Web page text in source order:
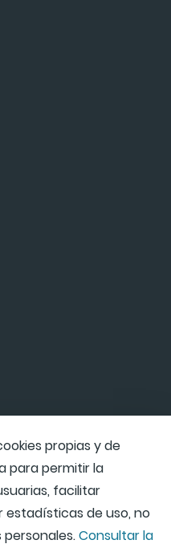
propias y de
para permitir la
facilitar
estadísticas de uso, no
Consultar la